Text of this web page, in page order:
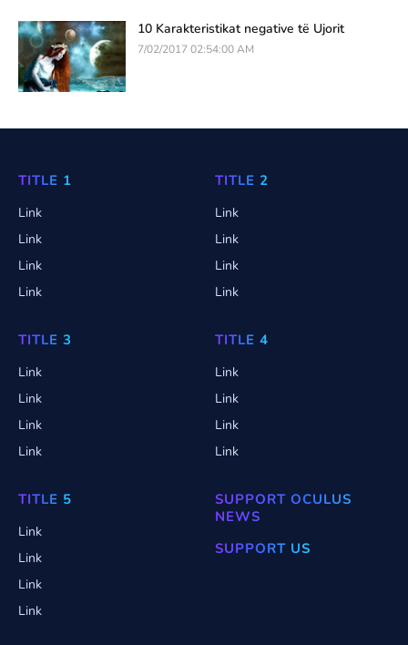
10 Karakteristikat negative të Ujorit
7/02/2017 02:54:00 AM
TITLE 1
Link
Link
Link
Link
TITLE 2
Link
Link
Link
Link
TITLE 3
Link
Link
Link
Link
TITLE 4
Link
Link
Link
Link
TITLE 5
Link
Link
Link
Link
SUPPORT OCULUS
NEWS
SUPPORT US